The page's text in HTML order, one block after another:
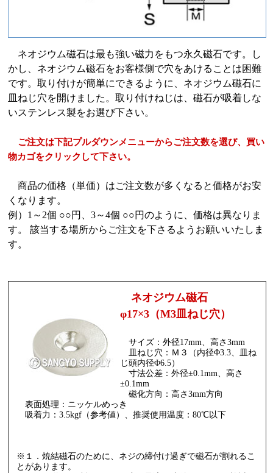
ネオジウム磁石は最も強い磁力をもつ永久磁石です。し
かし、ネオジウム磁石をお客様側で穴をあけることは困難
です。取り付けが簡単にできるように、ネオジウム磁石に
皿ねじ穴を開けました。取り付けねじは、磁石が吸着しな
いステンレス製をお選び下さい。
ご注文は下記プルダウンメニューからご注文数を選び、買い
物カゴをクリックして下さい。
商品の価格（単価）はご注文数が多くなると価格がお安
くなります。
例）1～2個 ○○円、3～4個 ○○円のように、価格は異なりま
す。 該当する場所からご注文を下さるようお願いいたしま
す。
ネオジウム磁石
φ17×3（M3皿ねじ穴）
サイズ：外径17mm、高さ3mm
皿ねじ穴：Ｍ３（内径Φ3.3、皿ね
じ頭内径Φ6.5）
寸法公差：外径±0.1mm、高さ
±0.1mm
磁化方向：高さ3mm方向
表面処理：ニッケルめっき
吸着力：3.5kgf（参考値）、推奨使用温度：80℃以下
※１．焼結磁石のために、ネジの締付け過ぎで磁石が割れるこ
とがあります。